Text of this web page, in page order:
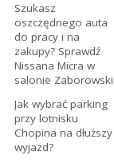
Szukasz
oszczędnego auta
do pracy i na
zakupy? Sprawdź
Nissana Micra w
salonie Zaborowski
Jak wybrać parking
przy lotnisku
Chopina na dłuższy
wyjazd?